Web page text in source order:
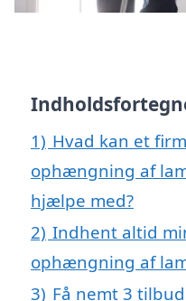
1) Hvad kan et
ophængning af
hjælpe med?
2) Indhent altid
ophængning af
3) Få nemt 3